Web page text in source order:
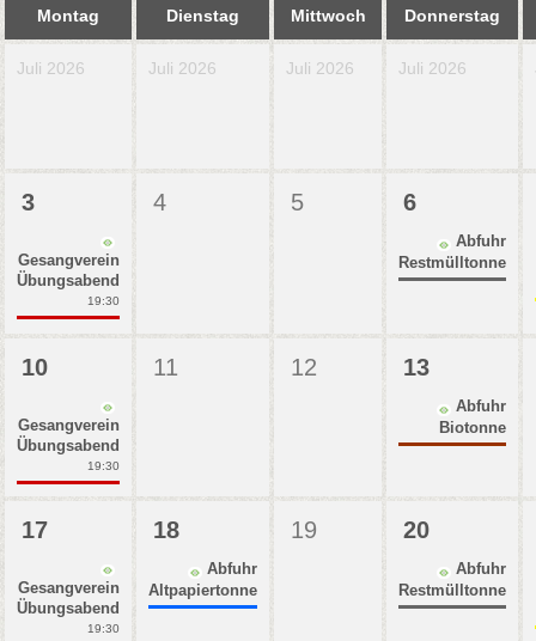
Montag Dienstag Mittwoch Donnerstag
Juli 2026 Juli 2026 Juli 2026 Juli 2026
3
Gesangverein
Übungsabend
19:30
4 5 6
Abfuhr
Restmülltonne
10
Gesangverein
Übungsabend
19:30
11 12 13
Abfuhr
Biotonne
17
Gesangverein
Übungsabend
19:30
18
Abfuhr
Altpapiertonne
19 20
Abfuhr
Restmülltonne